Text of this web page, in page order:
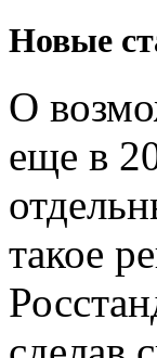
Новые
О
еще в
такое